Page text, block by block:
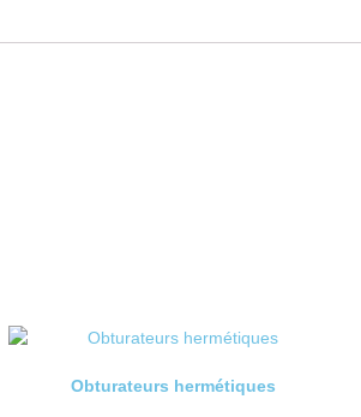
Obturateurs hermétiques